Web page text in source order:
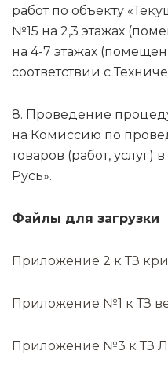
работ по объекту
№15 на 2,3 этажах
на 4-7 этажах
соответствии с
8. Проведение
на Комиссию по
товаров (работ, услуг)
Русь».
Файлы для загрузки
Приложение 2 к ТЗ
Приложение №1 к ТЗ
Приложение №3 к ТЗ